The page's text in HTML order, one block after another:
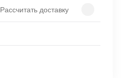
Рассчитать доставку